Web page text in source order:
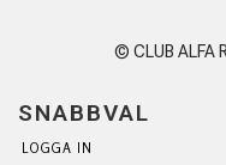
© CLUB ALFA
SNABBVAL
LOGGA IN